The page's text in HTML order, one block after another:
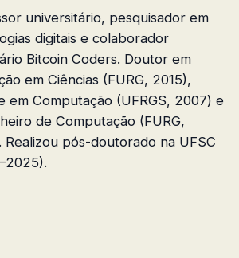
universitário, pesquisador em
digitais e colaborador
Bitcoin Coders. Doutor em
em Ciências (FURG, 2015),
em Computação (UFRGS, 2007) e
de Computação (FURG,
Realizou pós-doutorado na UFSC